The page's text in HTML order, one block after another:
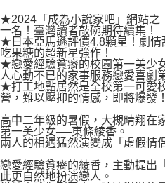
「AFTEE先享後付」，若未經同意申
任。
４．使用「AFTEE先享後付」時，將
時審查核予不同之上限額度；若仍有額
請求用戶進行身份認證。
５．嚴禁一人註冊多個帳號或使用他人
恩沛科技股份有限公司將有權停止該用
宅配
每筆NT$100，滿NT$800(含以上)
國家/地區配送
★2024「成為小說家吧」網站之
一名！臺灣讀者敲碗期待續集！
★日本亞馬遜評價4.8顆星！劇情
吃果糖的超新星強作！
★戀愛經驗貧瘠的校園第一美少
人心動不已的家事服務戀愛喜劇
★打工地點居然是全校第一可愛
營，難以壓抑的情感，即將爆發！
高中二年級的暑假，大槻晴翔在
第一美少女──東條綾香。
兩人的相遇猛然演變成「虛假情
戀愛經驗貧瘠的綾香，主動提出
此更自然地扮演戀人。